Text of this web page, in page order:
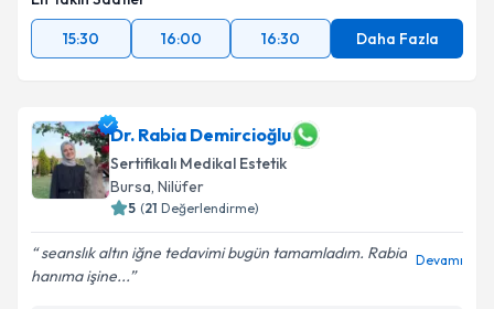
15:30
16:00 16:30 Daha Fazla
Dr. Rabia Demircioğlu
Sertifikalı Medikal Estetik
Bursa, Nilüfer
5 (21 Değerlendirme)
seanslık altın iğne tedavimi bugün tamamladım. Rabia
hanıma işine...
Devamı